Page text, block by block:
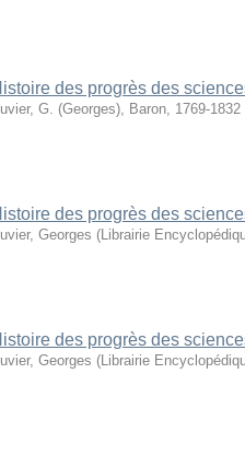
des progrès des
G. (Georges), Baron, 1769-1832
des progrès des
Georges (Librairie
des progrès des
Georges (Librairie